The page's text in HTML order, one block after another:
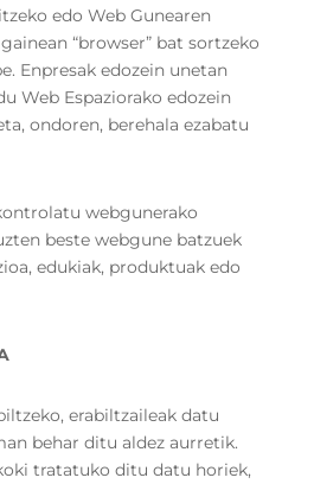
edo Web Gunearen
“browser” bat sortzeko
Enpresak edozein unetan
Web Espaziorako edozein
ondoren, berehala ezabatu
webgunerako
beste webgune batzuek
edukiak, produktuak edo
erabiltzaileak datu
behar ditu aldez aurretik.
tratatuko ditu datu horiek,